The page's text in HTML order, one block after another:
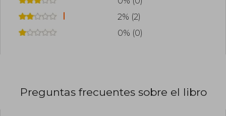
2% (2)
0% (0)
Preguntas frecuentes sobre el libro